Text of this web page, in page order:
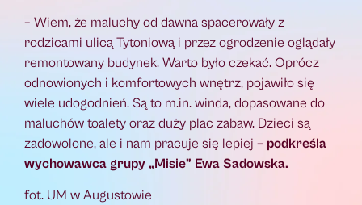
– Wiem, że maluchy od dawna spacerowały z
rodzicami ulicą Tytoniową i przez ogrodzenie oglądały
remontowany budynek. Warto było czekać. Oprócz
odnowionych i komfortowych wnętrz, pojawiło się
wiele udogodnień. Są to m.in. winda, dopasowane do
maluchów toalety oraz duży plac zabaw. Dzieci są
zadowolone, ale i nam pracuje się lepiej – podkreśla
wychowawca grupy „Misie” Ewa Sadowska.
fot. UM w Augustowie